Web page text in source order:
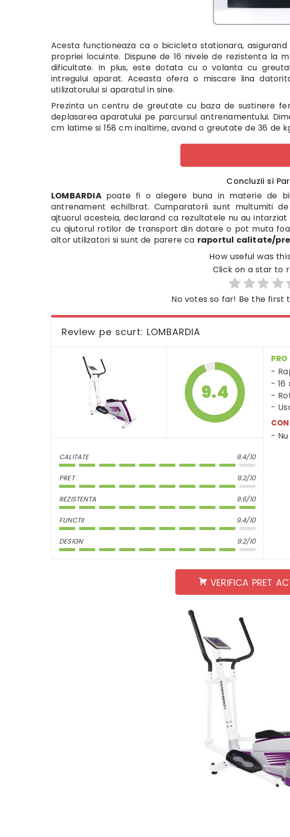
Acesta functioneaza ca o bicicleta stationara,
propriei locuinte. Dispune de 16 nivele de rezistenta la
dificultate. In plus, este dotata cu o volanta cu
intregului aparat. Aceasta ofera o miscare lina
utilizatorului si aparatul in sine.
Prezinta un centru de greutate cu baza de sustinere
deplasarea aparatului pe parcursul antrenamentului.
cm latime si 158 cm inaltime, avand o greutate de 36 de
Concluzii si
LOMBARDIA poate fi o alegere buna in materie de
antrenament echilbrat. Cumparatorii sunt multumiti
ajtuorul acesteia, declarand ca rezultatele nu au
cu ajutorul rotilor de transport din dotare o pot muta
altor utilizatori si sunt de parere ca raportul calitate/
How useful was
Click on a star to
No votes so far! Be the first
Review pe scurt: LOMBARDIA
9.4
CALITATE 9.4/10
PRET 9.2/10
REZISTENTA 9.6/10
FUNCTII 9.4/10
DESIGN 9.2/10
PRO
VERIFICA PRET